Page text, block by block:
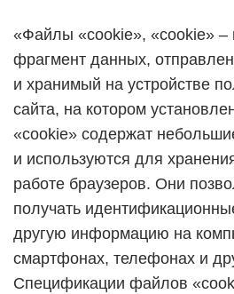
«Файлы «cookie», «cookie» –
фрагмент данных,
и хранимый на устройстве
сайта, на котором
«cookie» содержат
и используются для
работе браузеров. Они
получать
другую информацию на
смартфонах, телефонах и
Спецификации файлов